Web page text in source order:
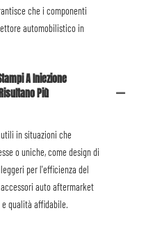
che i componenti
automobilistico in
A Iniezione
Più
in situazioni che
o uniche, come design di
per l'efficienza del
auto aftermarket
qualità affidabile.